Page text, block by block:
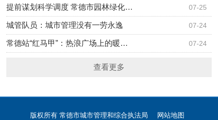
07-25
提前谋划科学调度 常德市园林绿化…
07-24
城管队员：城市管理没有一劳永逸
07-24
常德站“红马甲”：热浪广场上的暖…
查看更多
版权所有 常德市城市管理和综合执法局
网站地图